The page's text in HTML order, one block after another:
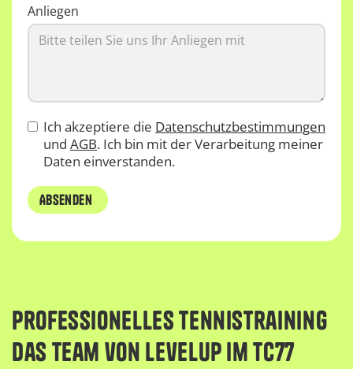
Anliegen
Ich akzeptiere die Datenschutzbestimmungen
und AGB. Ich bin mit der Verarbeitung meiner
Daten einverstanden.
Professionelles Tennistraining
Das Team von LevelUp im TC77